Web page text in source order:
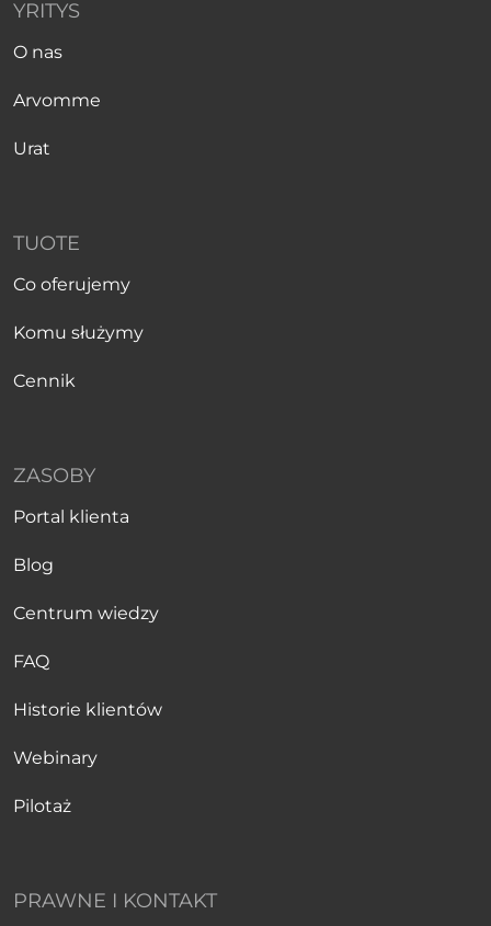
YRITYS
O nas
Arvomme
Urat
TUOTE
Co oferujemy
Komu służymy
Cennik
ZASOBY
Portal klienta
Blog
Centrum wiedzy
FAQ
Historie klientów
Webinary
Pilotaż
PRAWNE I KONTAKT